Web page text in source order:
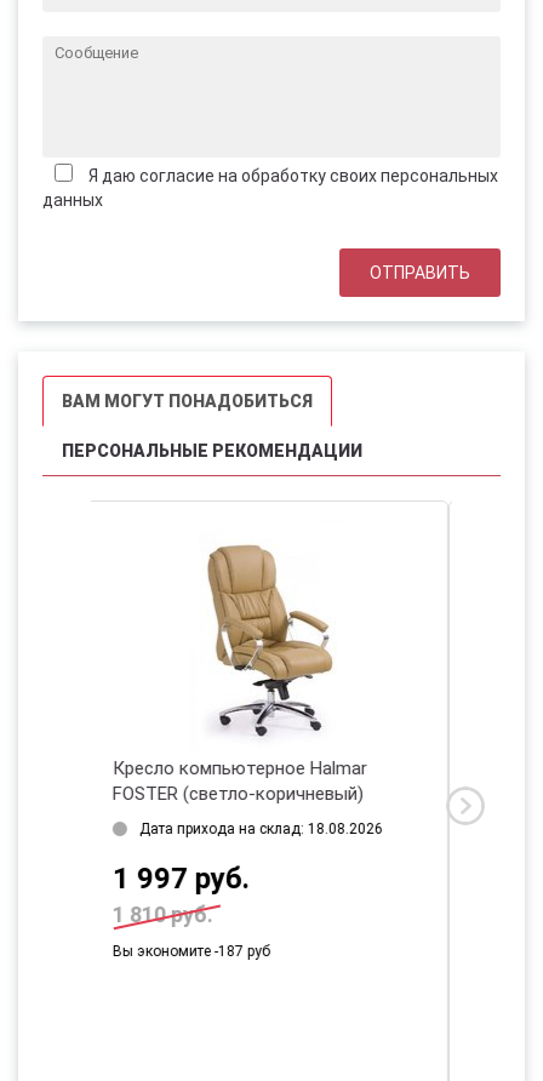
Я даю согласие на обработку своих персональных
данных
ВАМ МОГУТ ПОНАДОБИТЬСЯ
ПЕРСОНАЛЬНЫЕ РЕКОМЕНДАЦИИ
Кресло компьютерное Halmar
PRESTIGE SKID (черный)
Дата прихода на склад: 18.08.2026
574 руб.